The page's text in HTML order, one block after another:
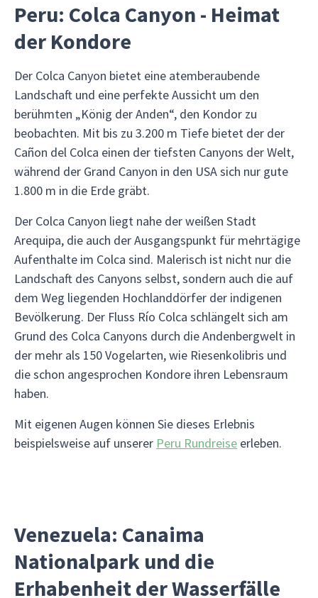
Peru: Colca Canyon - Heimat
der Kondore
Der Colca Canyon bietet eine atemberaubende
Landschaft und eine perfekte Aussicht um den
berühmten „König der Anden“, den Kondor zu
beobachten. Mit bis zu 3.200 m Tiefe bietet der der
Cañon del Colca einen der tiefsten Canyons der Welt,
während der Grand Canyon in den USA sich nur gute
1.800 m in die Erde gräbt.
Der Colca Canyon liegt nahe der weißen Stadt
Arequipa, die auch der Ausgangspunkt für mehrtägige
Aufenthalte im Colca sind. Malerisch ist nicht nur die
Landschaft des Canyons selbst, sondern auch die auf
dem Weg liegenden Hochlanddörfer der indigenen
Bevölkerung. Der Fluss Río Colca schlängelt sich am
Grund des Colca Canyons durch die Andenbergwelt in
der mehr als 150 Vogelarten, wie Riesenkolibris und
die schon angesprochen Kondore ihren Lebensraum
haben.
Mit eigenen Augen können Sie dieses Erlebnis
beispielsweise auf unserer Peru Rundreise erleben.
Venezuela: Canaima
Nationalpark und die
Erhabenheit der Wasserfälle